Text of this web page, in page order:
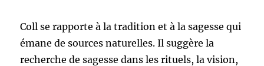
Coll se rapporte à la tradition et à la sagesse qui
émane de sources naturelles. Il suggère la
recherche de sagesse dans les rituels, la vision,